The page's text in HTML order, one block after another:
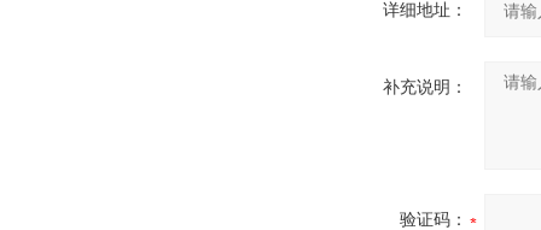
详细地址：
补充说明：
验证码：